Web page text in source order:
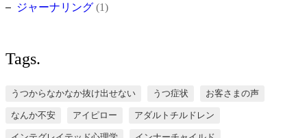
ジャーナリング (1)
Tags.
うつからなかなか抜け出せない うつ症状 お客さまの声
なんか不安 アイピロー アダルトチルドレン